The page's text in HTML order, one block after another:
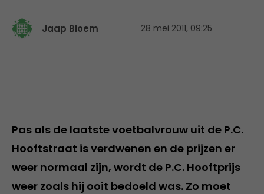
Jaap Bloem 28 mei 2011, 09:25
Pas als de laatste voetbalvrouw uit de P.C.
Hooftstraat is verdwenen en de prijzen er
weer normaal zijn, wordt de P.C. Hooftprijs
weer zoals hij ooit bedoeld was. Zo moet